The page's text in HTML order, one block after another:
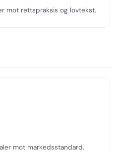
mot rettspraksis og lovtekst.
mot markedsstandard.